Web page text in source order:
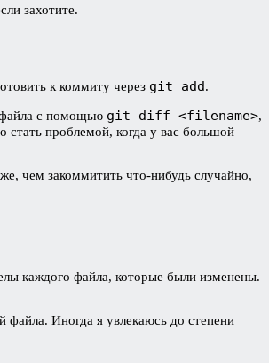
захотите.
к коммиту через git add.
с помощью git diff <filename>,
проблемой, когда у вас большой
чем закоммитить что-нибудь случайно,
каждого файла, которые были изменены.
файла. Иногда я увлекаюсь до степени